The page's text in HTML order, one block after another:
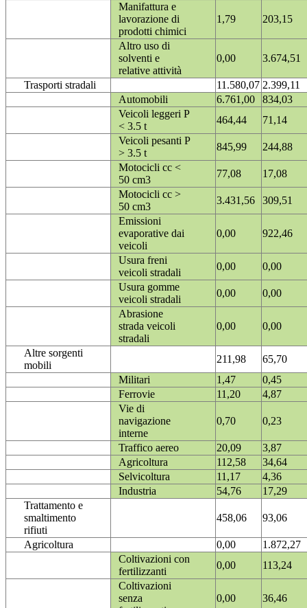
Manifattura e
lavorazione di
prodotti chimici
1,79 203,15
Altro uso di
solventi e
relative attività
0,00 3.674,51
Trasporti stradali 11.580,07 2.399,11
Automobili
6.761,00
834,03
Veicoli leggeri P
< 3.5 t
464,44
71,14
Veicoli pesanti P
> 3.5 t
845,99
244,88
Motocicli cc <
50 cm3
77,08
17,08
Motocicli cc >
50 cm3
3.431,56
309,51
Emissioni
evaporative dai
veicoli
0,00 922,46
Usura freni
veicoli stradali
0,00
0,00
Usura gomme
veicoli stradali
0,00
0,00
Abrasione
strada veicoli
stradali
0,00 0,00
Altre sorgenti
mobili
211,98
65,70
Militari
1,47
0,45
Ferrovie
11,20
4,87
Vie di
navigazione
interne
0,70 0,23
Traffico aereo 20,09
3,87
Agricoltura
112,58
34,64
Selvicoltura
11,17
4,36
Industria
54,76
17,29
Trattamento e
smaltimento
rifiuti
458,06 93,06
Agricoltura 0,00
1.872,27
Coltivazioni con
fertilizzanti
0,00
113,24
Coltivazioni
senza
0,00 36,46